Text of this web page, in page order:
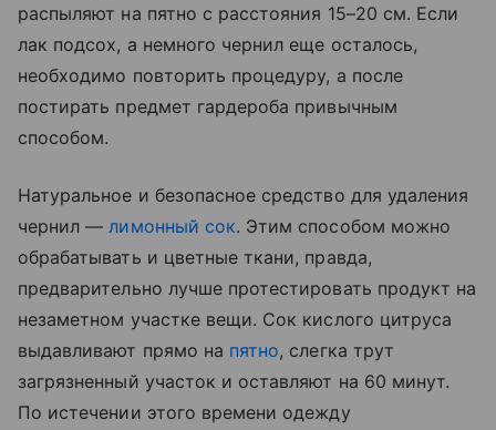
распыляют на пятно с расстояния 15–20 см. Если
лак подсох, а немного чернил еще осталось,
необходимо повторить процедуру, а после
постирать предмет гардероба привычным
способом.
Натуральное и безопасное средство для удаления
чернил — лимонный сок. Этим способом можно
обрабатывать и цветные ткани, правда,
предварительно лучше протестировать продукт на
незаметном участке вещи. Сок кислого цитруса
выдавливают прямо на пятно, слегка трут
загрязненный участок и оставляют на 60 минут.
По истечении этого времени одежду